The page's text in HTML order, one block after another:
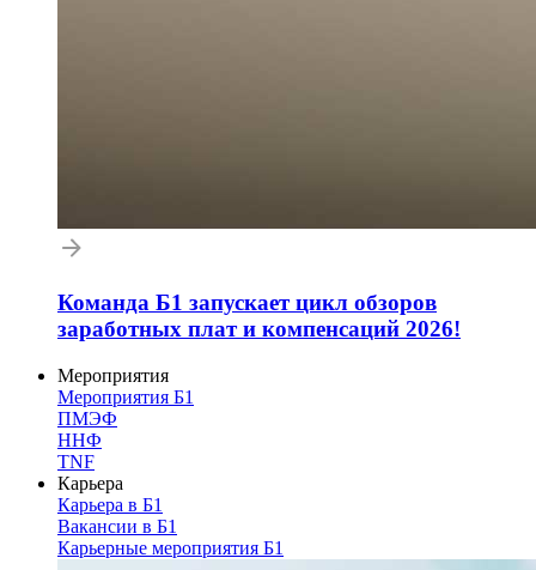
Команда Б1 запускает цикл обзоров
заработных плат и компенсаций 2026!
Мероприятия
Мероприятия Б1
ПМЭФ
ННФ
TNF
Карьера
Карьера в Б1
Вакансии в Б1
Карьерные мероприятия Б1